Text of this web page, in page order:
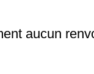
aucun